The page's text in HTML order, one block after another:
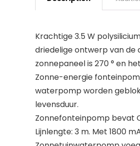
Krachtige 3.5 W
driedelige ontwerp van de
zonnepaneel is 270 ° en
Zonne-energie
waterpomp worden
levensduur.
Zonnefonteinpomp bevat
Lijnlengte: 3 m. Met 1800